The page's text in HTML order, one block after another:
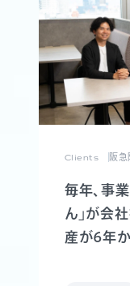
Clients 阪
毎年、事
ん」が会
産が6年